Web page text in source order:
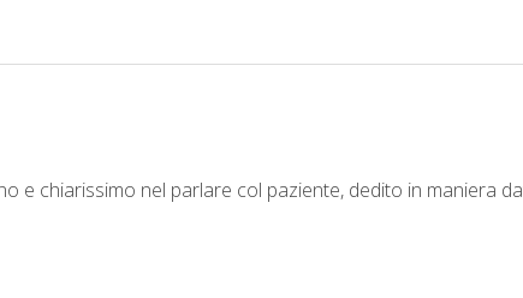
e chiarissimo nel parlare col paziente, dedito in maniera